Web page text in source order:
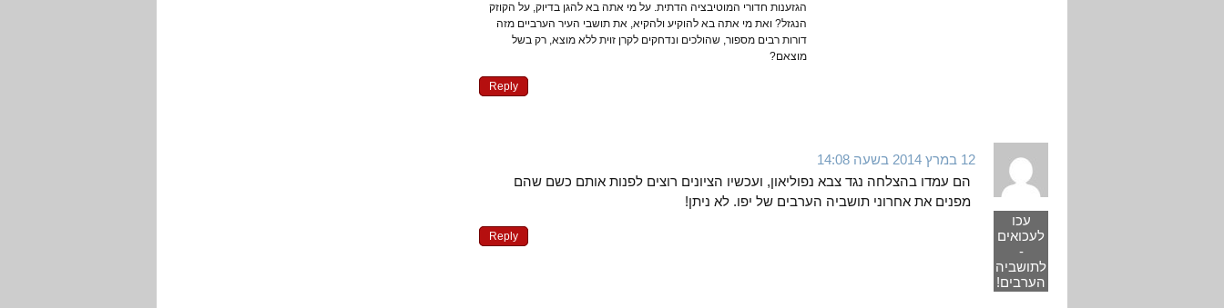
הגזענות חדורי המוטיבציה הדתית. על מי אתה בא להגן בדיוק, על הקוזק
הנגזל? ואת מי אתה בא להוקיע ולהקיא, את תושבי העיר הערביים מזה
דורות רבים מספור, שהולכים ונדחקים לקרן זוית ללא מוצא, רק בשל
מוצאם?
Reply
עכו
לעכואים
-
לתושביה
הערבים!
12 במרץ 2014 בשעה 14:08
הם עמדו בהצלחה נגד צבא נפוליאון, ועכשיו הציונים רוצים לפנות אותם כשם שהם
מפנים את אחרוני תושביה הערבים של יפו. לא ניתן!
Reply